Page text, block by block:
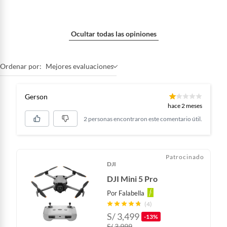
Ocultar todas las opiniones
Ordenar por: Mejores evaluaciones
Gerson
hace 2 meses
2 personas encontraron este comentario útil.
DJI
DJI Mini 5 Pro
Por Falabella
(4)
S/3,499 -13%
Patrocinado